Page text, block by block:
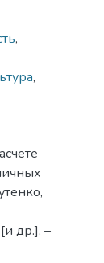
,
,
др.]. –